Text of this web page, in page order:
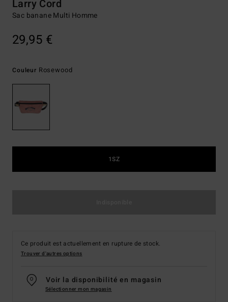
Larry Cord
Sac banane Multi Homme
29,95 €
Couleur Rosewood
1SZ
Ce produit est actuellement en rupture de stock.
Trouver d'autres options
Voir la disponibilité en magasin
Sélectionner mon magasin